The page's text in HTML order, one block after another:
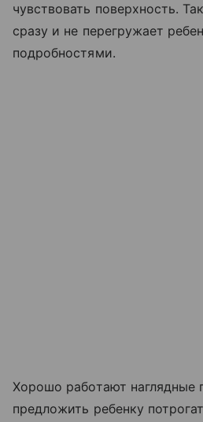
чувствовать поверхность.
сразу и не перегружает
подробностями.
Хорошо работают
предложить ребенку